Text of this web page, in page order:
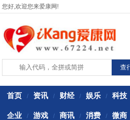
您好,欢迎您来爱康网!
首页 / 资讯 / 财经 / 娱乐 / 科技
企业 / 游戏 / 商讯 / 消费 / 微商